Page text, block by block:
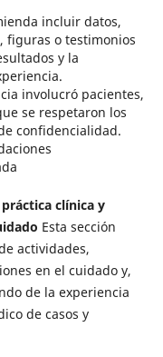
incluir datos,
figuras o testimonios
y la
involucró pacientes,
se respetaron los
confidencialidad.
clínica y
Esta sección
actividades,
en el cuidado y,
de la experiencia
de casos y